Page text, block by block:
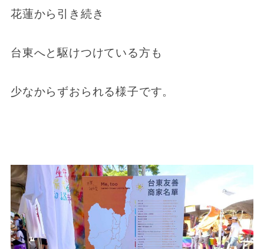
花蓮から引き続き
台東へと駆けつけている方も
少なからずおられる様子です。